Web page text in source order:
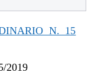
N. 15
2019